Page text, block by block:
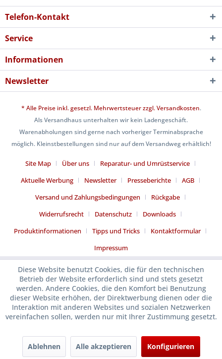
Telefon-Kontakt
Service
Informationen
Newsletter
* Alle Preise inkl. gesetzl. Mehrwertsteuer zzgl.Versandkosten.
Als Versandhaus unterhalten wir kein Ladengeschäft.
Warenabholungen sind gerne nach vorheriger Terminabsprache
möglich. Kleinstbestellungen sind nur auf dem Versandweg erhältlich!
Site Map Über uns
Reparatur- und Umrüstservice
Aktuelle Werbung
Newsletter Presseberichte
AGB
Versand und Zahlungsbedingungen
Rückgabe
Widerrufsrecht
Datenschutz
Downloads
Produktinformationen
Tipps und Tricks
Kontaktformular
Impressum
Diese Website benutzt Cookies, die für den technischen
Betrieb der Website erforderlich sind und stets gesetzt
werden. Andere Cookies, die den Komfort bei Benutzung
dieser Website erhöhen, der Direktwerbung dienen oder die
Interaktion mit anderen Websites und sozialen Netzwerken
vereinfachen sollen, werden nur mit Ihrer Zustimmung gesetzt.
Ablehnen Alle akzeptieren Konfigurieren